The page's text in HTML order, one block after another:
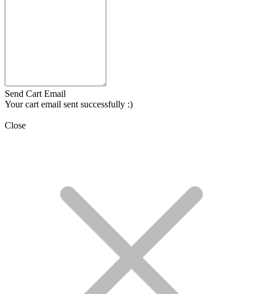
Send Cart Email
Your cart email sent successfully :)
Close